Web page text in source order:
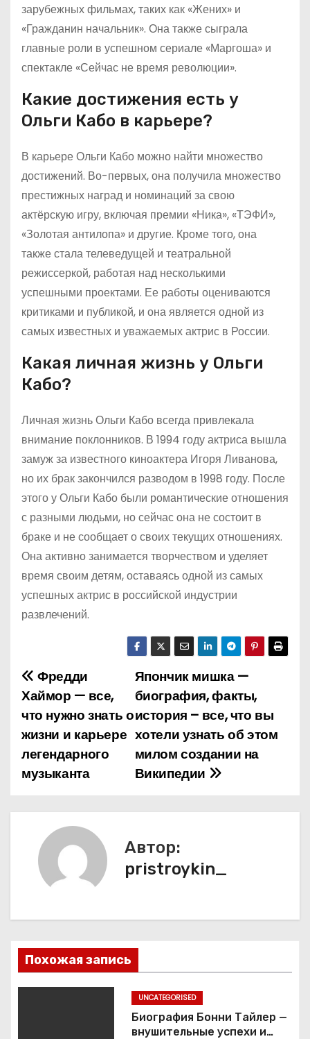
зарубежных фильмах, таких как «Жених» и
«Гражданин начальник». Она также сыграла
главные роли в успешном сериале «Маргоша» и
спектакле «Сейчас не время революции».
Какие достижения есть у
Ольги Кабо в карьере?
В карьере Ольги Кабо можно найти множество
достижений. Во-первых, она получила множество
престижных наград и номинаций за свою
актёрскую игру, включая премии «Ника», «ТЭФИ»,
«Золотая антилопа» и другие. Кроме того, она
также стала телеведущей и театральной
режиссеркой, работая над несколькими
успешными проектами. Ее работы оцениваются
критиками и публикой, и она является одной из
самых известных и уважаемых актрис в России.
Какая личная жизнь у Ольги
Кабо?
Личная жизнь Ольги Кабо всегда привлекала
внимание поклонников. В 1994 году актриса вышла
замуж за известного киноактера Игоря Ливанова,
но их брак закончился разводом в 1998 году. После
этого у Ольги Кабо были романтические отношения
с разными людьми, но сейчас она не состоит в
браке и не сообщает о своих текущих отношениях.
Она активно занимается творчеством и уделяет
время своим детям, оставаясь одной из самых
успешных актрис в российской индустрии
развлечений.
Н
а
в
и
я
п
о
Япончик мишка —
биография, факты,
история – все, что вы
хотели узнать об этом
милом создании на
Википедии
Фредди
Хаймор — все,
что нужно знать о
жизни и карьере
легендарного
музыканта
Автор:
pristroykin_
Похожая запись
UNCATEGORISED
Биография Бонни Тайлер —
внушительные успехи и